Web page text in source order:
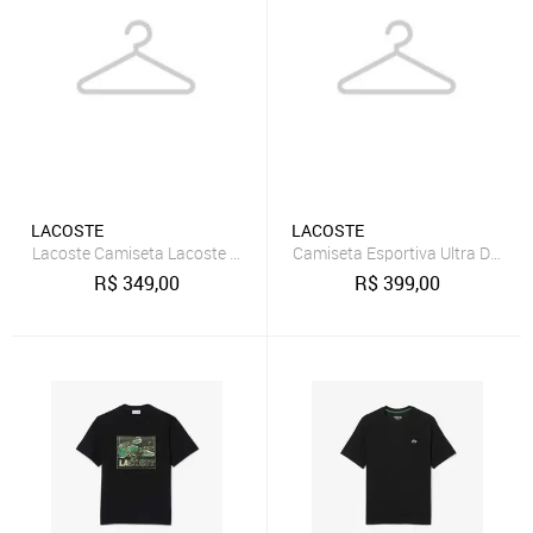
LACOSTE
Lacoste Camiseta Lacoste Masculina Técnica Verde
R$349,00
LACOSTE
Camiseta Esportiva Ultra Dry
R$399,00